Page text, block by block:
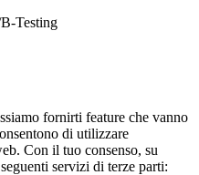
Testing
fornirti feature che vanno
di utilizzare
Con il tuo consenso, su
servizi di terze parti: